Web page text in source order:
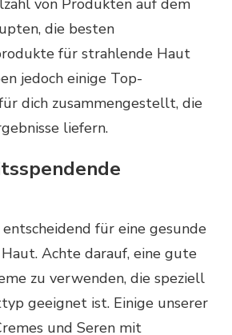
die besten
für strahlende Haut
jedoch einige Top-
dich zusammengestellt, die
liefern.
für eine gesunde
Achte darauf, eine gute
zu verwenden, die speziell
geeignet ist. Einige unserer
und Seren mit